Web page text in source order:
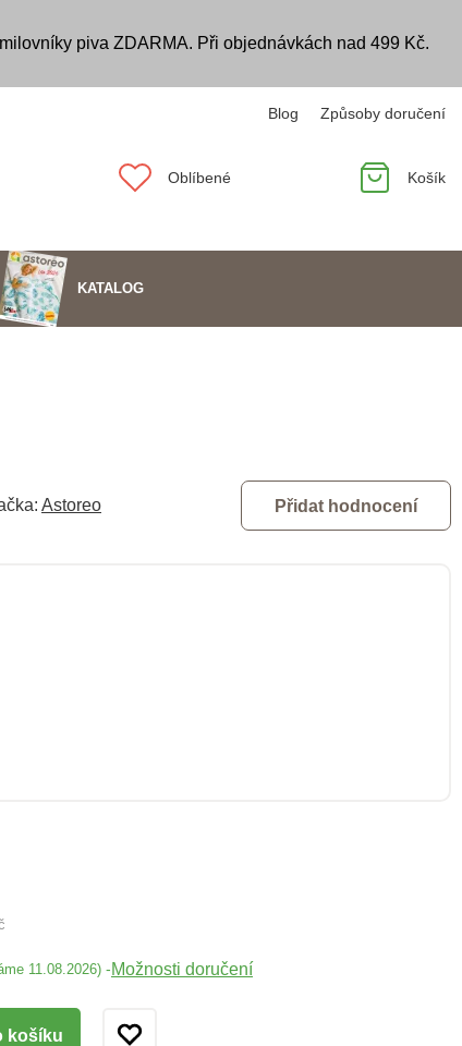
piva ZDARMA. Při objednávkách nad 499 Kč.
Blog Způsoby doručení
Oblíbené Košík
KATALOG
Astoreo Přidat hodnocení
11.08.2026) -Možnosti doručení
košíku